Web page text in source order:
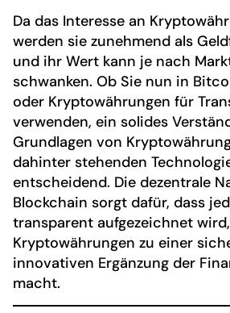
Da das Interesse an
werden sie zunehmend als
und ihr Wert kann je nach
schwanken. Ob Sie nun in
oder Kryptowährungen für
verwenden, ein solides
Grundlagen von
dahinter stehenden
entscheidend. Die dezentrale
Blockchain sorgt dafür, dass
transparent aufgezeichnet
Kryptowährungen zu einer
innovativen Ergänzung der
macht.